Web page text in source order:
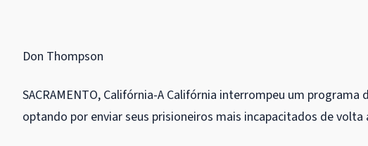
Don Thompson
SACRAMENTO, Califórnia-A Califórnia interrompeu um
optando por enviar seus prisioneiros mais incapacitados de